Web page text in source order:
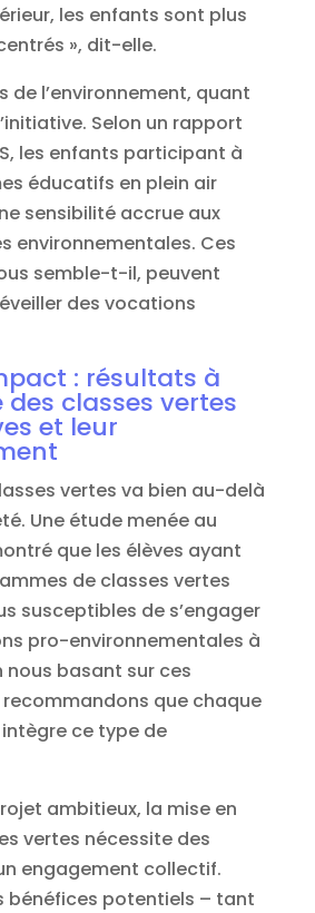
les enfants sont plus
», dit-elle.
de l’environnement, quant
Selon un rapport
les enfants participant à
éducatifs en plein air
sensibilité accrue aux
environnementales. Ces
semble-t-il, peuvent
des vocations
: résultats à
classes vertes
et leur
vertes va bien au-delà
Une étude menée au
que les élèves ayant
de classes vertes
susceptibles de s’engager
pro-environnementales à
nous basant sur ces
recommandons que chaque
ce type de
ambitieux, la mise en
vertes nécessite des
engagement collectif.
bénéfices potentiels – tant